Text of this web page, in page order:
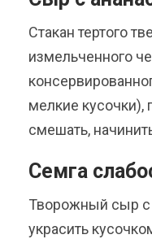
Стакан тертого
измельченного
мелкие кусочки),
смешать,
Семга
Творожный сыр с
украсить